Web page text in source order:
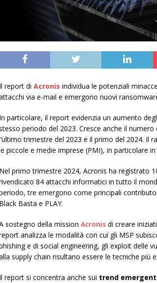
Il report di Acronis individua le potenziali
via e-mail e emergono nuovi
In particolare, il report evidenzia un aumento
periodo del 2023. Cresce anche il
trimestre del 2023 e il primo del 2024. Il
piccole e medie imprese (PMI), in particolare
Nel primo trimestre 2024, Acronis ha registrato
84 attacchi informatici in tutto il
tre emergono come principali
Black Basta e PLAY.
sostegno della mission Acronis di creare
analizza le modalità con cui gli MSP
e di social engineering, gli exploit delle
supply chain risultano essere le tecniche più
Il report si concentra anche sui trend